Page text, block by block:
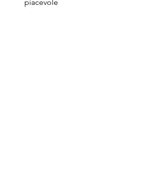
piacevole